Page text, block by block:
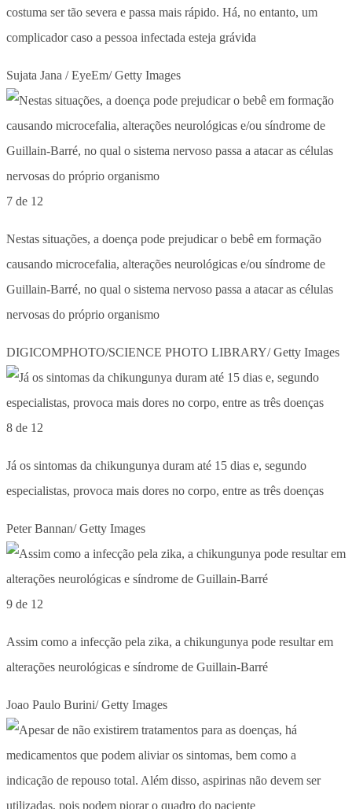
costuma ser tão severa e passa mais rápido. Há, no entanto, um
complicador caso a pessoa infectada esteja grávida
Sujata Jana / EyeEm/ Getty Images
7 de 12
Nestas situações, a doença pode prejudicar o bebê em formação
causando microcefalia, alterações neurológicas e/ou síndrome de
Guillain-Barré, no qual o sistema nervoso passa a atacar as células
nervosas do próprio organismo
DIGICOMPHOTO/SCIENCE PHOTO LIBRARY/ Getty Images
8 de 12
Já os sintomas da chikungunya duram até 15 dias e, segundo
especialistas, provoca mais dores no corpo, entre as três doenças
Peter Bannan/ Getty Images
9 de 12
Assim como a infecção pela zika, a chikungunya pode resultar em
alterações neurológicas e síndrome de Guillain-Barré
Joao Paulo Burini/ Getty Images